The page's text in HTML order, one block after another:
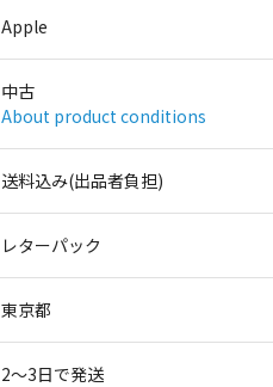
Apple
中古
About product conditions
送料込み(出品者負担)
レターパック
東京都
2〜3日で発送